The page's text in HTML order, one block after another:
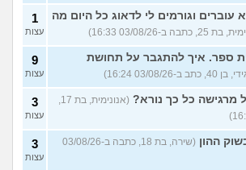
עוברים וגורמים לי לדאוג כל היום מה
כתבה ב-03/08/26 16:33)
1
עצות
ספר. איך להתגבר על תחושת
40, כתב ב-03/08/26 16:24)
9
עצות
מרגישה כל כך נורא?
(אנונימית, בת 17,
3
עצות
ההון
(שירה, בת 18, כתבה ב-03/08/26
3
עצות